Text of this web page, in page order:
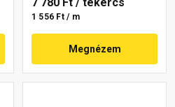
1 556 Ft / m
Megnézem